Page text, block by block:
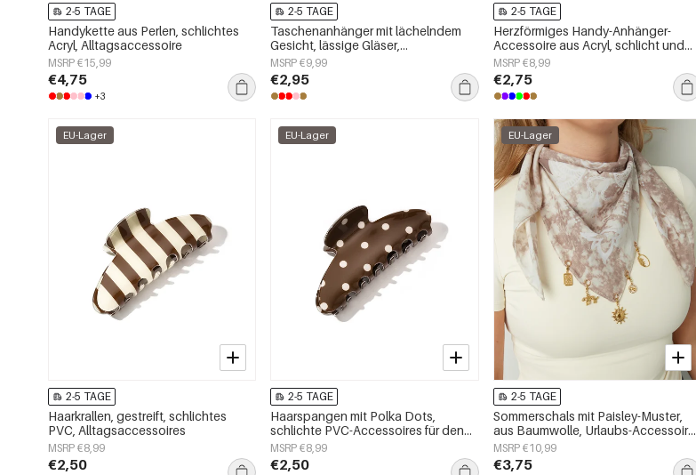
2-5 TAGE
Handykette aus Perlen, schlichtes
Acryl, Alltagsaccessoire
MSRP €15,99
€4,75
+3
2-5 TAGE
Taschenanhänger mit lächelndem
Gesicht, lässige Gläser,
Alltagsaccessoires
MSRP €9,99
€2,95
2-5 TAGE
Herzförmiges Handy-Anhänger-
Accessoire aus Acryl, schlicht und
alltagstauglich
MSRP €8,99
€2,75
EU-Lager
2-5 TAGE
Haarkrallen, gestreift, schlichtes
PVC, Alltagsaccessoires
MSRP €8,99
€2,50
EU-Lager
2-5 TAGE
Haarspangen mit Polka Dots,
schlichte PVC-Accessoires für den
Alltag
MSRP €8,99
€2,50
EU-Lager
2-5 TAGE
Sommerschals mit Paisley-Muster,
aus Baumwolle, Urlaubs-Accessoires
für jeden Tag
MSRP €10,99
€3,75